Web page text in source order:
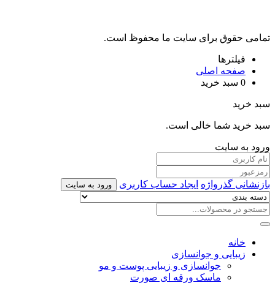
تمامی حقوق برای سایت ما محفوظ است.
فیلترها
صفحه اصلی
0 سبد خرید
سبد خرید
سبد خرید شما خالی است.
ورود به سایت
بازنشانی گذرواژه ایجاد حساب کاربری ورود به سایت
خانه
زیبایی و جوانسازی
جوانسازی و زیبایی پوست و مو
ماسک ورقه ای صورت